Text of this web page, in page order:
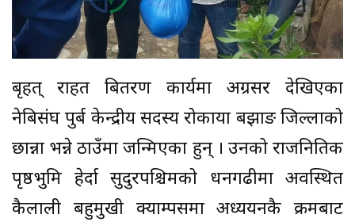
बृहत् राहत बितरण कार्यमा अग्रसर देखिएका
नेबिसंघ पुर्ब केन्द्रीय सदस्य रोकाया बझाङ जिल्लाको
छान्ना भन्ने ठाउँमा जन्मिएका हुन् । उनको राजनितिक
पृष्ठभुमि हेर्दा सुदुरपश्चिमको धनगढीमा अवस्थित
कैलाली बहुमुखी क्याम्पसमा अध्ययनकै क्रमबाट